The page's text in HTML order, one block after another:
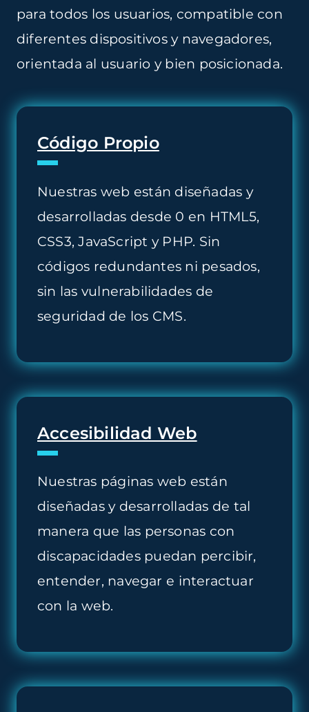
para todos los usuarios, compatible con
diferentes dispositivos y navegadores,
orientada al usuario y bien posicionada.
Código Propio
Nuestras web están diseñadas y
desarrolladas desde 0 en HTML5,
CSS3, JavaScript y PHP. Sin
códigos redundantes ni pesados,
sin las vulnerabilidades de
seguridad de los CMS.
Accesibilidad Web
Nuestras páginas web están
diseñadas y desarrolladas de tal
manera que las personas con
discapacidades puedan percibir,
entender, navegar e interactuar
con la web.